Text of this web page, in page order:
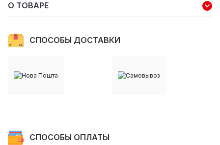
О ТОВАРЕ
СПОСОБЫ ДОСТАВКИ
СПОСОБЫ ОПЛАТЫ